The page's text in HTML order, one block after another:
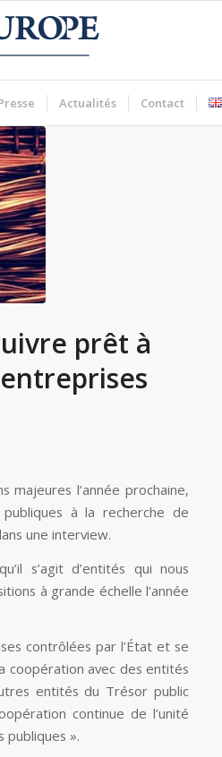
Actualités Contact
prêt à
majeures l’année prochaine,
à la recherche de
une interview.
s’agit d’entités qui nous
à grande échelle l’année
contrôlées par l’État et se
coopération avec des entités
entités du Trésor public
continue de l’unité
publiques ».